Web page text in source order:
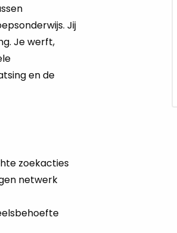
Jij
Je werft,
en de
zoekacties
netwerk